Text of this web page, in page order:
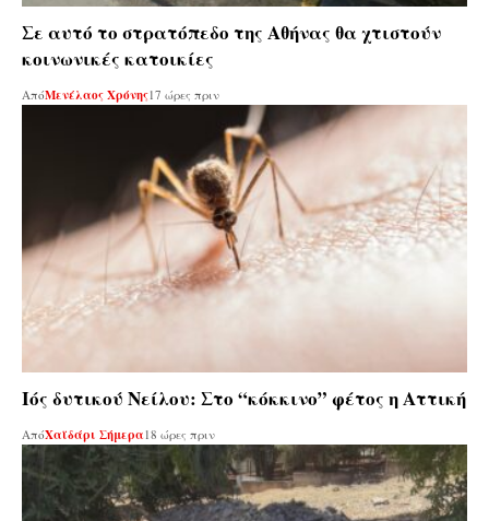
Σε αυτό το στρατόπεδο της Αθήνας θα χτιστούν
κοινωνικές κατοικίες
ΑπόΜενέλαος Χρόνης17 ώρες πριν
Ιός δυτικού Νείλου: Στο “κόκκινο” φέτος η Αττική
ΑπόΧαϊδάρι Σήμερα 18 ώρες πριν